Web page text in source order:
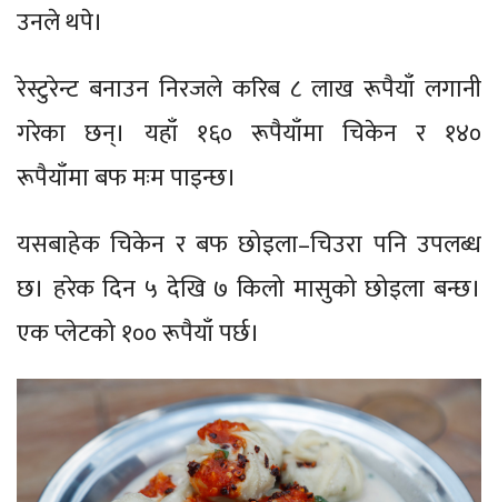
उनले थपे।
रेस्टुरेन्ट बनाउन निरजले करिब ८ लाख रूपैयाँ लगानी
गरेका छन्। यहाँ १६० रूपैयाँमा चिकेन र १४०
रूपैयाँमा बफ मःम पाइन्छ।
यसबाहेक चिकेन र बफ छोइला–चिउरा पनि उपलब्ध
छ। हरेक दिन ५ देखि ७ किलो मासुको छोइला बन्छ।
एक प्लेटको १०० रूपैयाँ पर्छ।